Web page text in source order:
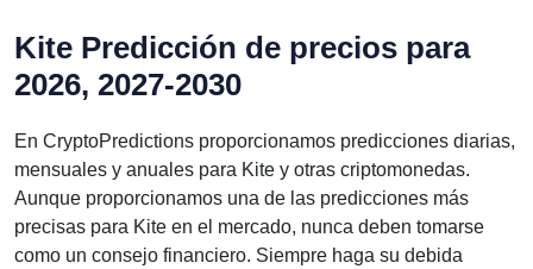
Kite Predicción de precios para
2026, 2027-2030
En CryptoPredictions proporcionamos predicciones diarias,
mensuales y anuales para Kite y otras criptomonedas.
Aunque proporcionamos una de las predicciones más
precisas para Kite en el mercado, nunca deben tomarse
como un consejo financiero. Siempre haga su debida